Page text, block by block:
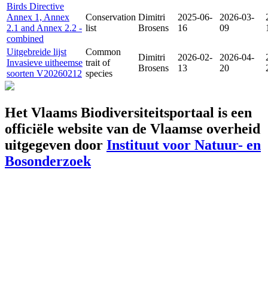
Birds Directive
Annex 1, Annex
2.1 and Annex 2.2 -
combined
Conservation
list
Dimitri
Brosens
2025-06-
16
2026-03-
09
Uitgebreide lijst
Invasieve uitheemse
soorten V20260212
Common
trait of
species
Dimitri
Brosens
2026-02-
13
2026-04-
20
Het Vlaams Biodiversiteitsportaal is een
officiële website van de Vlaamse overheid
uitgegeven door Instituut voor Natuur- en
Bosonderzoek